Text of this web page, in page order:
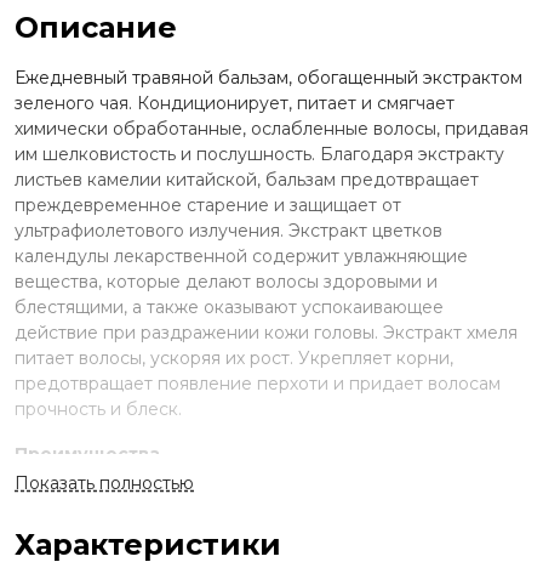
Описание
Ежедневный травяной бальзам, обогащенный экстрактом
зеленого чая. Кондиционирует, питает и смягчает
химически обработанные, ослабленные волосы, придавая
им шелковистость и послушность. Благодаря экстракту
листьев камелии китайской, бальзам предотвращает
преждевременное старение и защищает от
ультрафиолетового излучения. Экстракт цветков
календулы лекарственной содержит увлажняющие
вещества, которые делают волосы здоровыми и
блестящими, а также оказывают успокаивающее
действие при раздражении кожи головы. Экстракт хмеля
питает волосы, ускоряя их рост. Укрепляет корни,
предотвращает появление перхоти и придает волосам
прочность и блеск.
Преимущества
Увлажняет волосы и успокаивает кожу
Укрепляет корни и придает волосам
Показать полностью
Характеристики